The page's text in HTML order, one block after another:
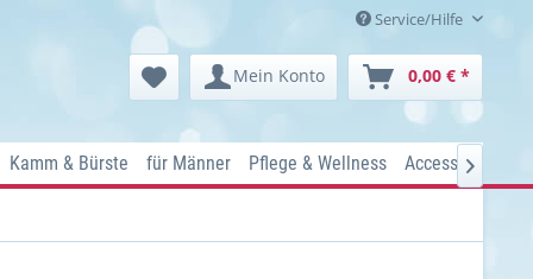
Service/Hilfe
Mein Konto 0,00 € *
Kamm & Bürste für Männer Pflege & Wellness Accessoires
